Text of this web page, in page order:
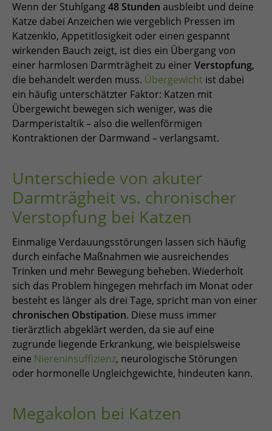
Wenn der Stuhlgang48 Stunden ausbleibt und deine
Katze dabei Anzeichen wie vergeblich Pressen im
Katzenklo, Appetitlosigkeit oder einen gespannt
wirkenden Bauch zeigt, ist dies ein Übergang von
einer harmlosen Darmträgheit zu einer Verstopfung,
die behandelt werden muss. Übergewicht ist dabei
ein häufig unterschätzter Faktor: Katzen mit
Übergewicht bewegen sich weniger, was die
Darmperistaltik – also die wellenförmigen
Kontraktionen der Darmwand – verlangsamt.
Unterschiede von akuter
Darmträgheit vs. chronischer
Verstopfung bei Katzen
Einmalige Verdauungsstörungen lassen sich häufig
durch einfache Maßnahmen wie ausreichendes
Trinken und mehr Bewegung beheben. Wiederholt
sich das Problem hingegen mehrfach im Monat oder
besteht es länger als drei Tage, spricht man von einer
chronischen Obstipation. Diese muss immer
tierärztlich abgeklärt werden, da sie auf eine
zugrunde liegende Erkrankung, wie beispielsweise
eine Niereninsuffizienz, neurologische Störungen
oder hormonelle Ungleichgewichte, hindeuten kann.
Megakolon bei Katzen